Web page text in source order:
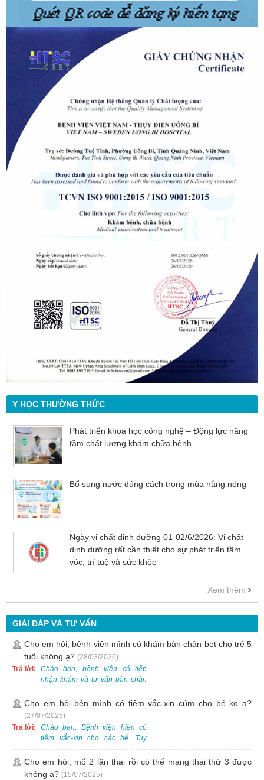
Y HỌC THƯỜNG THỨC
Phát triển khoa học công nghệ – Động lực nâng
tầm chất lượng khám chữa bệnh
Bổ sung nước đúng cách trong mùa nắng nóng
Ngày vi chất dinh dưỡng 01-02/6/2026: Vi chất
dinh dưỡng rất cần thiết cho sự phát triển tầm
vóc, trí tuệ và sức khỏe
Xem thêm
GIẢI ĐÁP VÀ TƯ VẤN
Cho em hỏi, bệnh viện mình có khám bàn chân bẹt cho trẻ 5
tuổi không ạ? (28/03/2026)
Trả lời:
Chào bạn, bệnh viện có tiếp
nhận khám và tư vấn bàn chân
bẹt cho trẻ em, bao gồm cả trẻ 5
tuổi. Bạn có thể đưa bé đến
Khoa Khám bệnh của bệnh viện
để được bác sĩ chuyên khoa
thăm khám. Ngoài ra, để thuận
tiện hơn, bạn có thể đặt lịch
0988 270 115. Nếu cần hỗ trợ
thêm, vui lòng liên hệ qua Zalo
Cho em hỏi bên mình có tiêm vắc-xin cúm cho bé ko ạ?
(27/07/2025)
Trả lời:
Chào bạn, Bệnh viện hiện có
tiêm vắc-xin cho các bé. Tuy
nhiên, các loại vắc-xin thường về
theo từng đợt, không phải lúc
nào cũng có sẵn.
Cho em hỏi, mổ 2 lần thai rồi có thể mang thai thứ 3 được
không ạ? (15/07/2025)